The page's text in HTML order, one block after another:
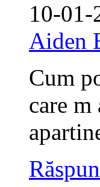
10-01-
Aiden
Cum
care m